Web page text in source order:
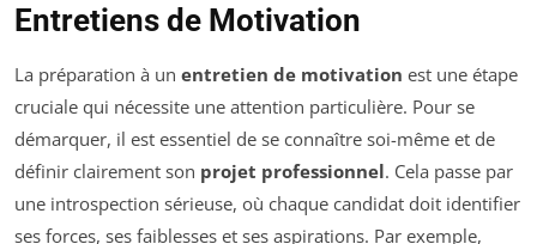
Entretiens de Motivation
La préparation à un entretien de motivation est une étape
cruciale qui nécessite une attention particulière. Pour se
démarquer, il est essentiel de se connaître soi-même et de
définir clairement son projet professionnel. Cela passe par
une introspection sérieuse, où chaque candidat doit identifier
ses forces, ses faiblesses et ses aspirations. Par exemple,